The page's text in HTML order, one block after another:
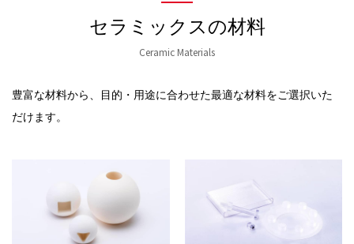
セラミックスの材料
Ceramic Materials
豊富な材料から、目的・用途に合わせた最適な材料をご選択いた
だけます。